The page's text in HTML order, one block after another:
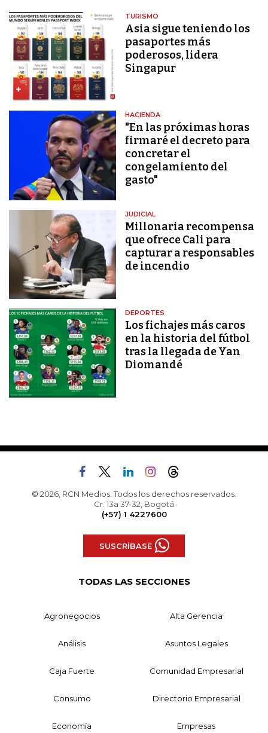
TURISMO
Asia sigue teniendo los
pasaportes más
poderosos, lidera
Singapur
HACIENDA
"En las próximas horas
firmaré el decreto para
concretar el
congelamiento del
gasto"
JUDICIAL
Millonaria recompensa
que ofrece Cali para
capturar a responsables
de incendio
DEPORTES
Los fichajes más caros
en la historia del fútbol
tras la llegada de Yan
Diomandé
© 2026, RCN Medios. Todos los derechos reservados.
Cr. 13a 37-32, Bogotá
(+57) 1 4227600
SUSCRÍBASE
TODAS LAS SECCIONES
Agronegocios Alta Gerencia
Análisis Asuntos Legales
Caja Fuerte Comunidad Empresarial
Consumo Directorio Empresarial
Economía Empresas